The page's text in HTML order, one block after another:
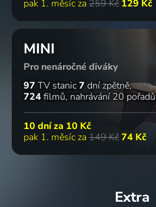
pak 1. měsíc za 259 Kč 129 Kč
MINI
Pro nenáročné diváky
97 TV stanic7 dní zpětně
724filmů nahrávání 20 pořadů
10 dní za 10 Kč
pak 1. měsíc za 149 Kč74 Kč
Extra